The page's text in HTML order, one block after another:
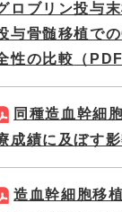
ロブリン投与
与骨髄移植で
性の比較 （
同種造血幹細
成績に及ぼす
造血幹細胞移